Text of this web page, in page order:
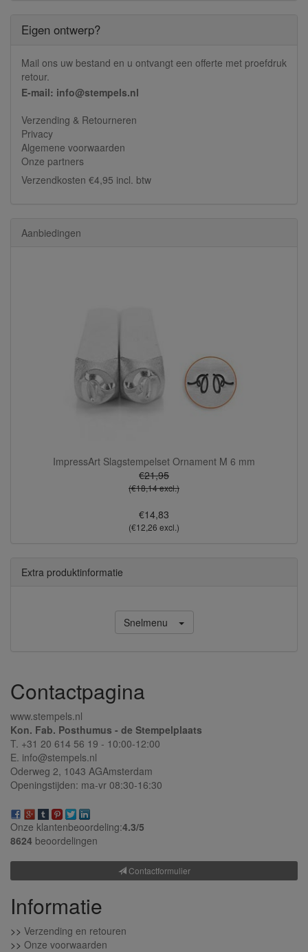
Eigen ontwerp?
Mail ons uw bestand en u ontvangt een offerte met proefdruk
retour.
E-mail: info@stempels.nl
Verzending & Retourneren
Privacy
Algemene voorwaarden
Onze partners
Verzendkosten €4,95 incl. btw
Aanbiedingen
ImpressArt Slagstempelset Ornament M 6 mm
€21,95
(€18,14 excl.)
€14,83
(€12,26 excl.)
Extra produktinformatie
Snelmenu
Contactpagina
www.stempels.nl
Kon. Fab. Posthumus - de Stempelplaats
T. +31 20 614 56 19 - 10:00-12:00
E. info@stempels.nl
Oderweg 2, 1043 AGAmsterdam
Openingstijden: ma-vr 08:30-16:30
Onze klantenbeoordeling:4.3/5
8624 beoordelingen
Contactformulier
Informatie
>> Verzending en retouren
>> Onze voorwaarden